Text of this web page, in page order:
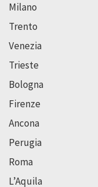
Milano
Trento
Venezia
Trieste
Bologna
Firenze
Ancona
Perugia
Roma
L’Aquila